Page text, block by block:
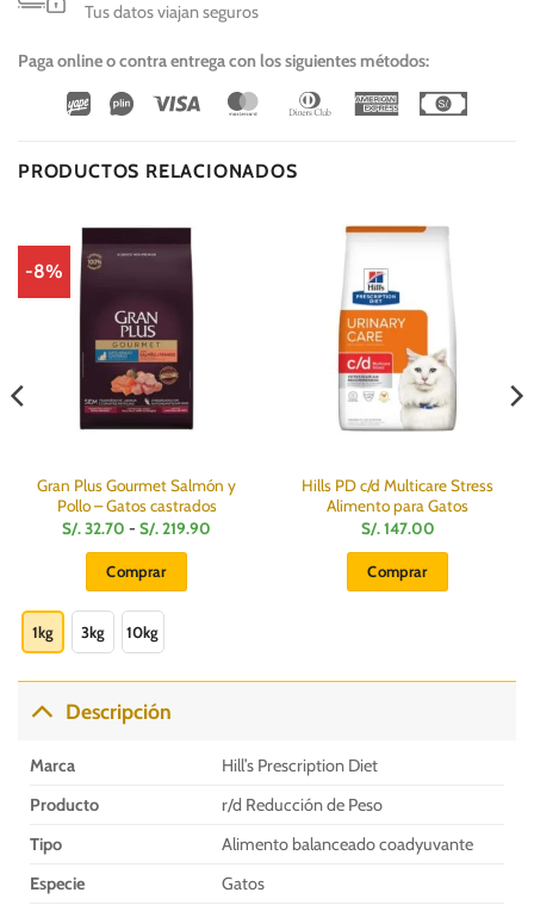
Tus datos viajan seguros
Paga online o contra entrega con los siguientes métodos:
Wirecard
Vipps Visa MasterCardDinners
American
PRODUCTOS RELACIONADOS
-8%
Gran Plus Gourmet Salmón y
Pollo – Gatos castrados
S/.32.70 - S/.219.90
Comprar
producto
tiene
múltiples
variantes.
Las
1kg 3kg 10kg
Hills PD c/d Multicare Stress
Alimento para Gatos
S/.147.00
Comprar
Descripción
Marca
Hill’s Prescription Diet
Producto
r/d Reducción de Peso
Tipo
Alimento balanceado coadyuvante
Especie
Gatos